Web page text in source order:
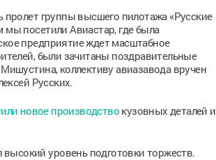
группы высшего пилотажа «Русские
посетили Авиастар, где была
предприятие ждет масштабное
были зачитаны поздравительные
коллективу авиазавода вручен
Русских.
новое производствокузовных деталей и
уровень подготовки торжеств.